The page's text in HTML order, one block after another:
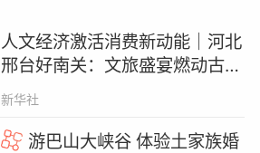
人文经济激活消费新动能｜河北
邢台好南关：文旅盛宴燃动古城
新春
新华社
游巴山大峡谷 体验土家族婚